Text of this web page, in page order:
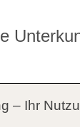
– Ihr